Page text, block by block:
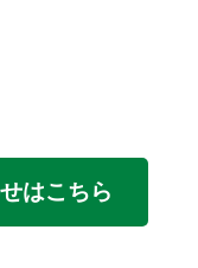
はこちら